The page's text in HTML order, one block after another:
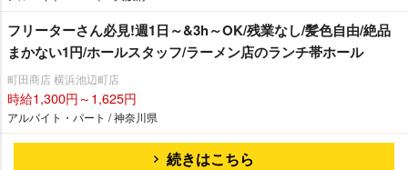
フリーターさん必見!週1日～&3h～OK/残業なし/髪色自由/絶品
まかない1円/ホールスタッフ/ラーメン店のランチ帯ホール
町田商店 横浜池辺町店
時給1,300円～1,625円
アルバイト・パート / 神奈川県
続きはこちら